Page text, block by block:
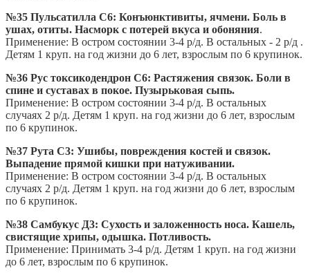
№35 Пульсатилла С6: Конъюнктивиты, ячмени. Боль в
ушах, отиты. Насморк с потерей вкуса и обоняния.
Применение: В остром состоянии 3-4 р/д. В остальных - 2 р/д .
Детям 1 круп. на год жизни до 6 лет, взрослым по 6 крупинок.
№36 Рус токсикодендрон С6: Растяжения связок. Боли в
спине и суставах в покое. Пузырьковая сыпь.
Применение: В остром состоянии 3-4 р/д. В остальных
случаях 2 р/д. Детям 1 круп. на год жизни до 6 лет, взрослым
по 6 крупинок.
№37 Рута С3: Ушибы, повреждения костей и связок.
Выпадение прямой кишки при натуживании.
Применение: В остром состоянии 3-4 р/д. В остальных
случаях 2 р/д. Детям 1 круп. на год жизни до 6 лет, взрослым
по 6 крупинок.
№38 Самбукус Д3: Сухость и заложенность носа. Кашель,
свистящие хрипы, одышка. Потливость.
Применение: Принимать 3-4 р/д. Детям 1 круп. на год жизни
до 6 лет, взрослым по 6 крупинок.